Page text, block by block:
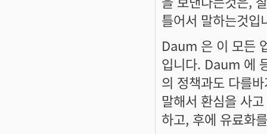
틀어서 말하는것입
Daum 은 이 모든
입니다. Daum 에
의 정책과도 다를
말해서 환심을 사
하고, 후에 유료화